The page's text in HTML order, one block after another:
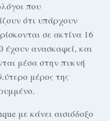
που
ότι υπάρχουν
σε ακτίνα 16
ανασκαφεί, και
μέσα στην πυκνή
μέρος της
με κάνει αισιόδοξο